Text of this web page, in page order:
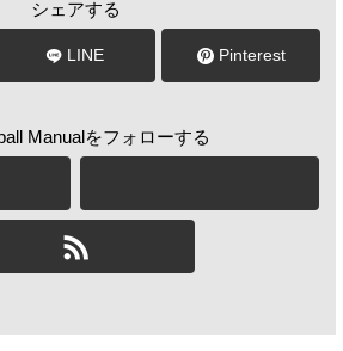
シェアする
LINE Pinterest
Manualをフォローする